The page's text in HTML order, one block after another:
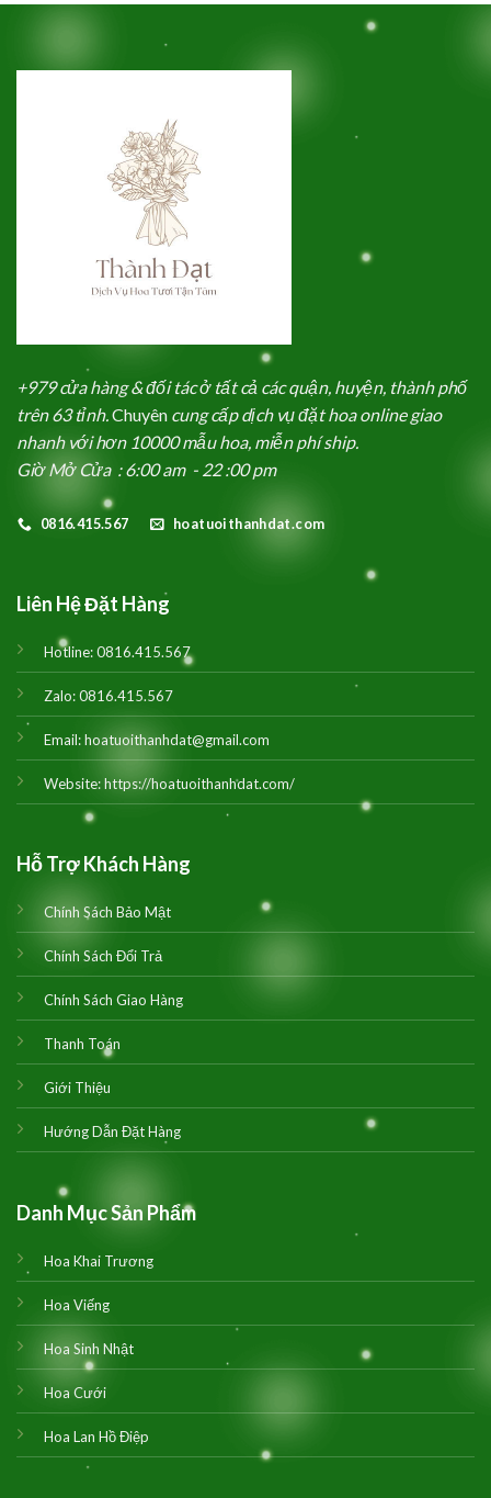
950,000₫.
+979 cửa hàng & đối tác ở tất cả các quận, huyện, thành phố
trên 63 tỉnh.Chuyên cung cấp dịch vụ đặt hoa online giao
nhanh với hơn 10000 mẫu hoa, miễn phí ship.
Giờ Mở Cửa : 6:00 am - 22 :00 pm
0816.415.567 hoatuoithanhdat.com
Liên Hệ Đặt Hàng
Hotline:0816.415.567
Zalo:0816.415.567
Email:hoatuoithanhdat@gmail.com
Website:https://hoatuoithanhdat.com/
Hỗ Trợ Khách Hàng
Chính Sách Bảo Mật
Chính Sách Đổi Trả
Chính Sách Giao Hàng
Thanh Toán
Giới Thiệu
Hướng Dẫn Đặt Hàng
Danh Mục Sản Phẩm
Hoa Khai Trương
Hoa Viếng
Hoa Sinh Nhật
Hoa Cưới
Hoa Lan Hồ Điệp